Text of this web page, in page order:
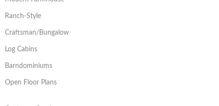
Ranch-Style
Craftsman/Bungalow
Log Cabins
Barndominiums
Open Floor Plans